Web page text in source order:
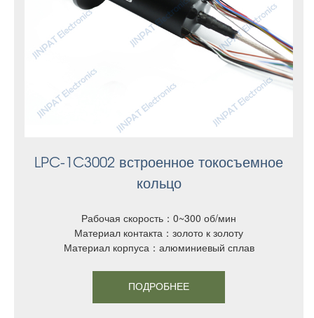
LPC-1C3002 встроенное токосъемное
кольцо
Рабочая скорость：0~300 об/мин
Материал контакта：золото к золоту
Материал корпуса：алюминиевый сплав
ПОДРОБНЕЕ